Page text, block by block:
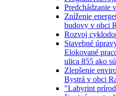
Predchádzanie
Zníženie
budovy v obci
Rozvoj
Stavebné
Elokované
ulica 855 ako
Zlepšenie
Bystrá v obci
"Labyrint